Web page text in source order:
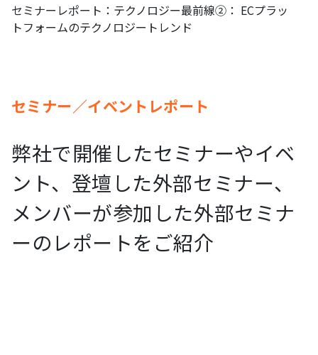
セミナーレポート：テクノロジー最前線②： ECプラッ
トフォームのテクノロジートレンド
セミナー／イベントレポート
弊社で開催したセミナーやイベ
ント、登壇した外部セミナー、
メンバーが参加した外部セミナ
ーのレポートをご紹介